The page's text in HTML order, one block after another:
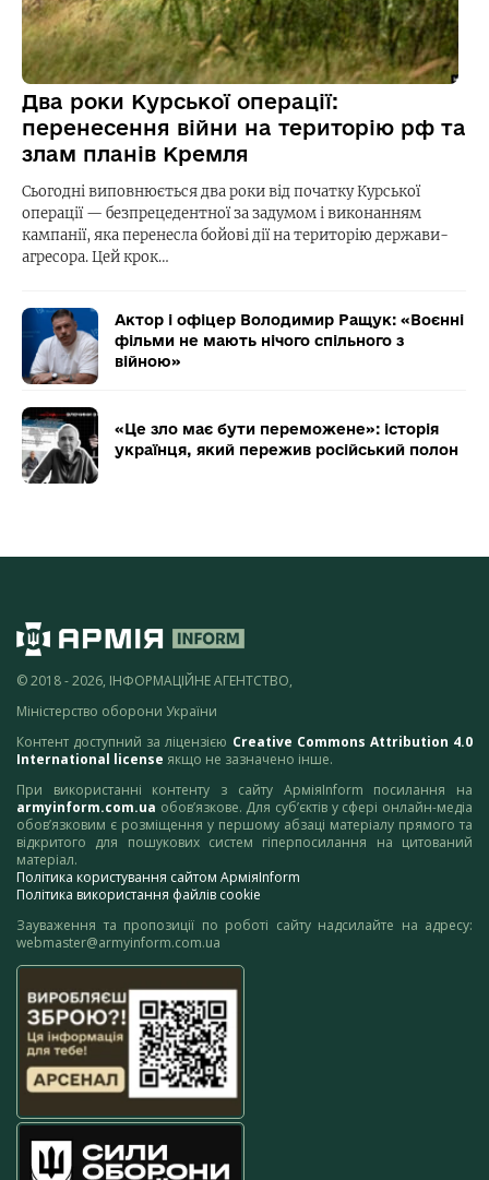
Два роки Курської операції:
перенесення війни на територію рф та
злам планів Кремля
Сьогодні виповнюється два роки від початку Курської
операції — безпрецедентної за задумом і виконанням
кампанії, яка перенесла бойові дії на територію держави-
агресора. Цей крок…
Актор і офіцер Володимир Ращук: «Воєнні
фільми не мають нічого спільного з
війною»
«Це зло має бути переможене»: історія
українця, який пережив російський полон
© 2018 - 2026, ІНФОРМАЦІЙНЕ АГЕНТСТВО,
Міністерство оборони України
Контент доступний за ліцензією Creative Commons Attribution 4.0
International license якщо не зазначено інше.
При використанні контенту з сайту АрміяInform посилання на
armyinform.com.ua обов’язкове. Для суб’єктів у сфері онлайн-медіа
обов’язковим є розміщення у першому абзаці матеріалу прямого та
відкритого для пошукових систем гіперпосилання на цитований
матеріал.
Політика користування сайтом АрміяInform
Політика використання файлів cookie
Зауваження та пропозиції по роботі сайту надсилайте на адресу:
webmaster@armyinform.com.ua